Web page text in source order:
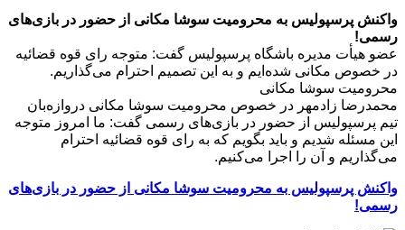
واکنش پرسپولیس به محرومیت سوشا مکانی از حضور در بازی‌های
رسمی!
عضو هیأت مدیره باشگاه پرسپولیس گفت: متوجه رای قوه قضائیه
در خصوص مکانی شده‌ایم و به این تصمیم احترام می‌گذاریم.
محرومیت سوشا مکانی
محمدرضا زادمهر در خصوص محرومیت سوشا مکانی دروازه‌بان
تیم پرسپولیس از حضور در بازی‌های رسمی گفت: ما امروز متوجه
این مسئله شدیم و باید بگویم که به رای قوه قضائیه احترام
می‌گذاریم و آن را اجرا می‌کنیم.
واکنش پرسپولیس به محرومیت سوشا مکانی از حضور در بازی‌های
رسمی!